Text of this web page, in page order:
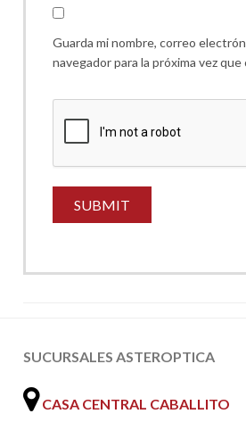
Guarda mi nombre, correo
navegador para la próxima vez
SUCURSALES ASTEROPTICA
CASA CENTRAL CABALLITO